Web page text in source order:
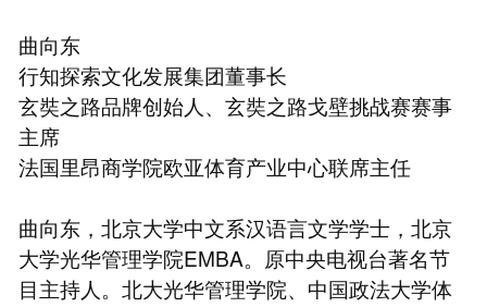
曲向东
行知探索文化发展集团董事长
玄奘之路品牌创始人、玄奘之路戈壁挑战赛赛事
主席
法国里昂商学院欧亚体育产业中心联席主任
曲向东，北京大学中文系汉语言文学学士，北京
大学光华管理学院EMBA。原中央电视台著名节
目主持人。北大光华管理学院、中国政法大学体